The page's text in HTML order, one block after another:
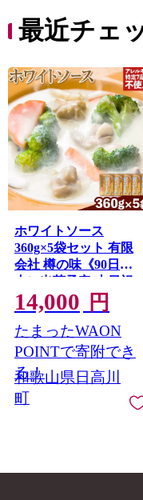
最近チェ
ホワイトソース
360g×5袋セット 有限
会社 樽の味《90日以
内に出荷予定(土日祝
除く)》和歌山県 日高
川町 送料無料 ホワイ
トソース シチュー グ
ルテンフリー アレル
ギー特定7品目不使用
無添加
14,000 円
たまったWAON
POINTで寄附でき
る！
和歌山県日高川
町